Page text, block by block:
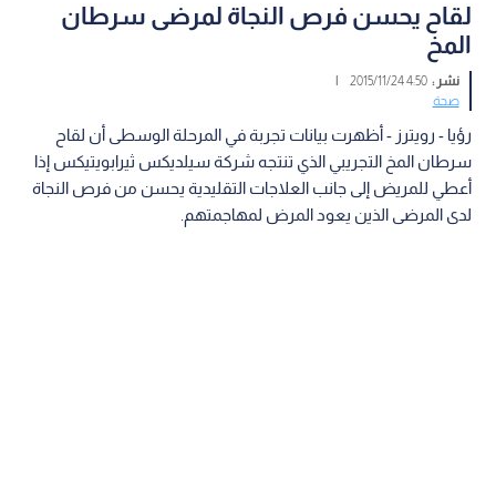
لقاح يحسن فرص النجاة لمرضى سرطان
المخ
نشر :4:50 2015/11/24
|
صحة
رؤيا - رويترز - أظهرت بيانات تجربة في المرحلة الوسطى أن لقاح
سرطان المخ التجريبي الذي تنتجه شركة سيلديكس ثيرابويتيكس إذا
أعطي للمريض إلى جانب العلاجات التقليدية يحسن من فرص النجاة
لدى المرضى الذين يعود المرض لمهاجمتهم.